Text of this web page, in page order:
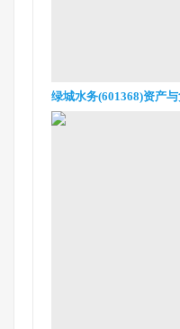
绿城水务(601368)资产